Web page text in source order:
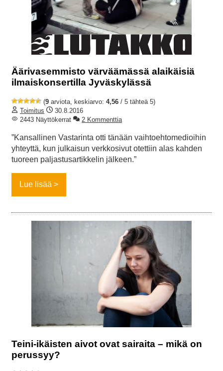
Äärivasemmisto värväämässä alaikäisiä
ilmaiskonsertilla Jyväskylässä
(9 arviota, keskiarvo: 4,56 / 5 tähteä 5)
Toimitus
30.8.2016
2443 Näyttökerrat
2 Kommenttia
”Kansallinen Vastarinta otti tänään vaihtoehtomedioihin
yhteyttä, kun julkaisun verkkosivut otettiin alas kahden
tuoreen paljastusartikkelin jälkeen.”
Lue lisää
Teini-ikäisten aivot ovat sairaita – mikä on
perussyy?